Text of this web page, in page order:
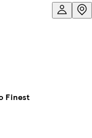
Finest